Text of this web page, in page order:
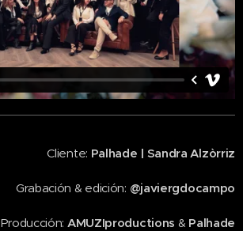
Cliente: Palhade | Sandra Alzòrriz
Grabación & edición: @javiergdocampo
Producción: AMUZIproductions & Palhade